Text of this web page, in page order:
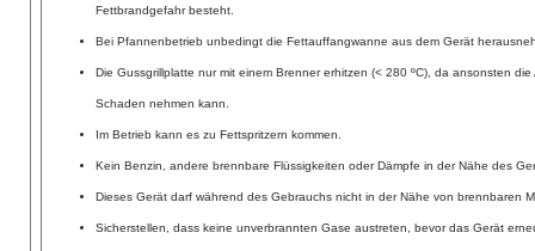
Fettbrandgefahr besteht.
Bei Pfannenbetrieb unbedingt die Fettauffangwanne aus dem Gerät
Die Gussgrillplatte nur mit einem Brenner erhitzen (< 280 ºC), da ansonsten
Schaden nehmen kann.
Im Betrieb kann es zu Fettspritzern kommen.
Kein Benzin, andere brennbare Flüssigkeiten oder Dämpfe in der Nähe des
Dieses Gerät darf während des Gebrauchs nicht in der Nähe von brennbaren
Sicherstellen, dass keine unverbrannten Gase austreten, bevor das Gerät